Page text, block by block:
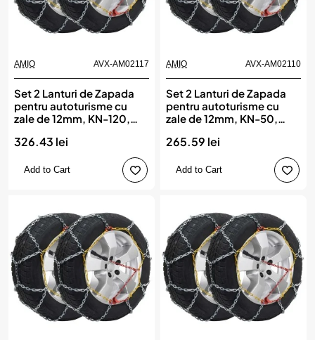
AMIO AVX-AM02117
Set 2 Lanturi de Zapada
pentru autoturisme cu
zale de 12mm, KN-120,
326.43 lei
Add to Cart
AMIO AVX-AM02110
Set 2 Lanturi de Zapada
pentru autoturisme cu
zale de 12mm, KN-50,
265.59 lei
Add to Cart